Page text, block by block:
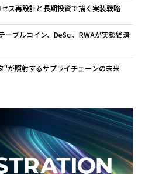
セス再設計と長期投資で描く実装戦略
ーブルコイン、DeSci、RWAが実態経済
"が照射するサプライチェーンの未来